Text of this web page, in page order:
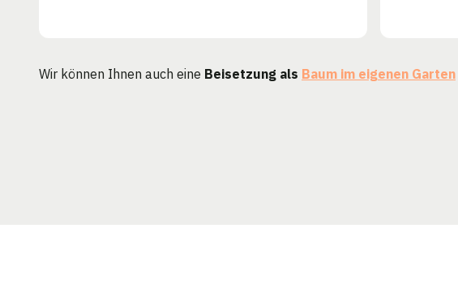
Wir können Ihnen auch eine Beisetzung als Baum im eigenen Garten